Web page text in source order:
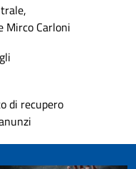
Mirco Carloni
di recupero